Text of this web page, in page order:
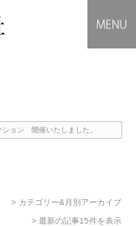
ョン 開催いたしました。
> カテゴリー&月別アーカイブ
> 最新の記事15件を表示